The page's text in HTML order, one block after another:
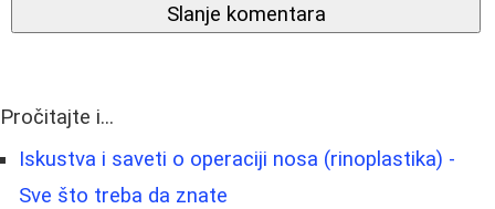
Slanje komentara
Pročitajte i...
Iskustva i saveti o operaciji nosa (rinoplastika) -
Sve što treba da znate